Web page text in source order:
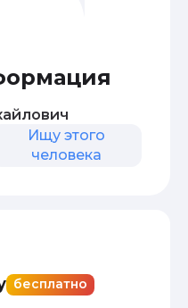
Ищу этого
человека
бесплатно